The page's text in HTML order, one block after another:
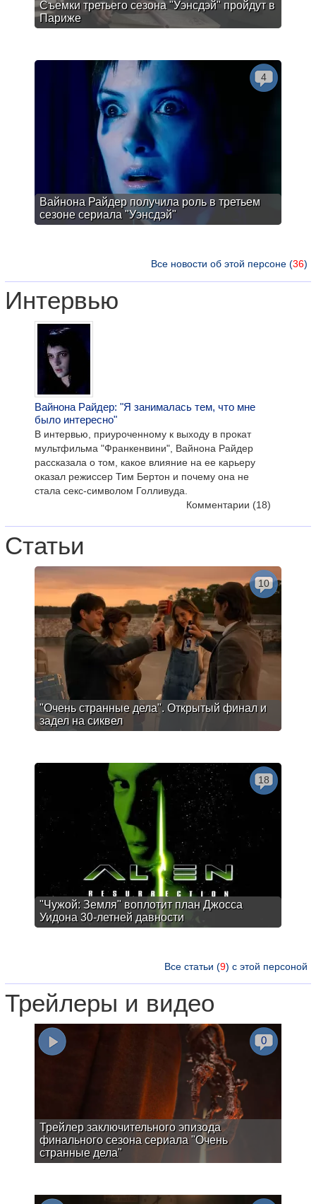
Съемки третьего сезона "Уэнсдэй" пройдут в
Париже
Вайнона Райдер получила роль в третьем
сезоне сериала "Уэнсдэй"
4
Все новости об этой персоне (36)
Интервью
Вайнона Райдер: "Я занималась тем, что мне
было интересно"
В интервью, приуроченному к выходу в прокат
мультфильма "Франкенвини", Вайнона Райдер
рассказала о том, какое влияние на ее карьеру
оказал режиссер Тим Бертон и почему она не
стала секс-символом Голливуда.
Комментарии (18)
Статьи
"Очень странные дела". Открытый финал и
задел на сиквел
10
"Чужой: Земля" воплотит план Джосса
Уидона 30-летней давности
18
Все статьи (9) с этой персоной
Трейлеры и видео
Трейлер заключительного эпизода
финального сезона сериала "Очень
странные дела"
0